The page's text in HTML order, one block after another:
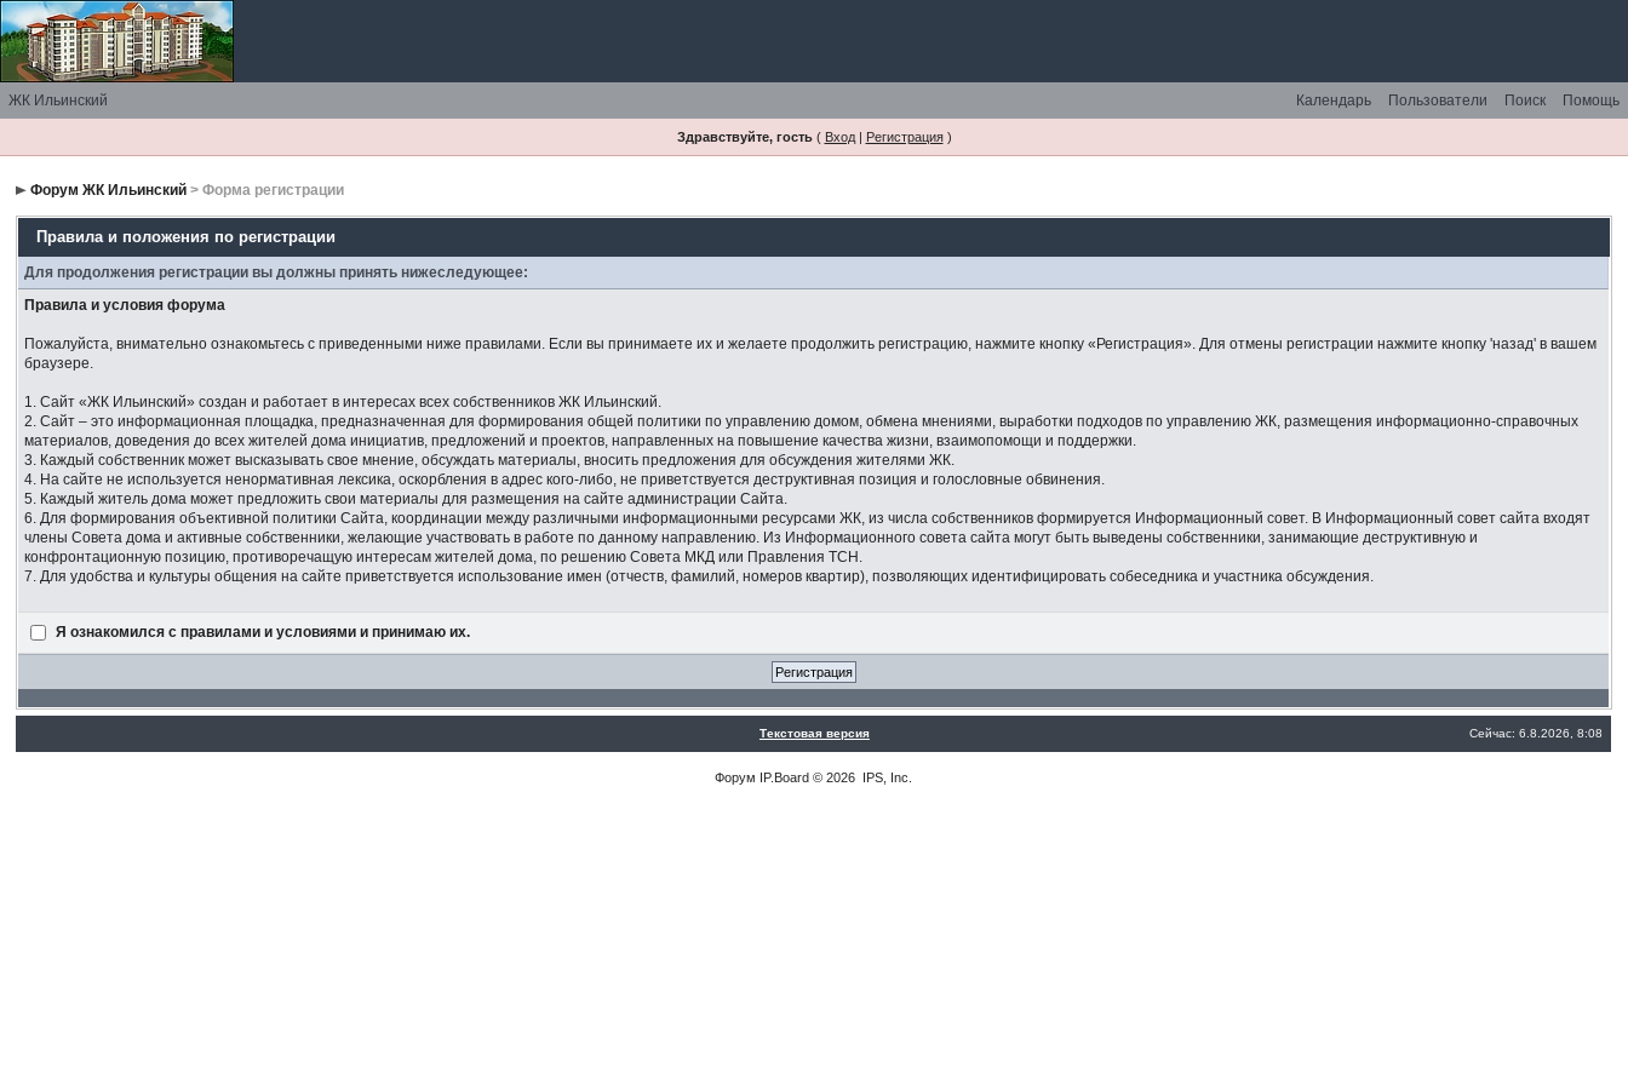
ЖК Ильинский Помощь
Поиск
Пользователи
Календарь
Здравствуйте, гость( Вход| Регистрация)
Форум ЖК Ильинский > Форма регистрации
Правила и положения по регистрации
Для продолжения регистрации вы должны принять нижеследующее:
Правила и условия форума
Пожалуйста, внимательно ознакомьтесь с приведенными ниже правилами. Если вы принимаете их и желаете продолжить регистрацию, нажмите кнопку «Регистрация». Для отмены регистрации нажмите кнопку 'назад' в вашем
браузере.
1. Сайт «ЖК Ильинский» создан и работает в интересах всех собственников ЖК Ильинский.
2. Сайт – это информационная площадка, предназначенная для формирования общей политики по управлению домом, обмена мнениями, выработки подходов по управлению ЖК, размещения информационно-справочных
материалов, доведения до всех жителей дома инициатив, предложений и проектов, направленных на повышение качества жизни, взаимопомощи и поддержки.
3. Каждый собственник может высказывать свое мнение, обсуждать материалы, вносить предложения для обсуждения жителями ЖК.
4. На сайте не используется ненормативная лексика, оскорбления в адрес кого-либо, не приветствуется деструктивная позиция и голословные обвинения.
5. Каждый житель дома может предложить свои материалы для размещения на сайте администрации Сайта.
6. Для формирования объективной политики Сайта, координации между различными информационными ресурсами ЖК, из числа собственников формируется Информационный совет. В Информационный совет сайта входят
члены Совета дома и активные собственники, желающие участвовать в работе по данному направлению. Из Информационного совета сайта могут быть выведены собственники, занимающие деструктивную и
конфронтационную позицию, противоречащую интересам жителей дома, по решению Совета МКД или Правления ТСН.
7. Для удобства и культуры общения на сайте приветствуется использование имен (отчеств, фамилий, номеров квартир), позволяющих идентифицировать собеседника и участника обсуждения.
Я ознакомился с правилами и условиями и принимаю их.
Текстовая версия Сейчас: 6.8.2026, 8:08
Форум IP.Board © 2026 IPS, Inc